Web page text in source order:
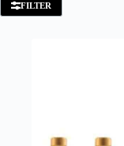
FILTER